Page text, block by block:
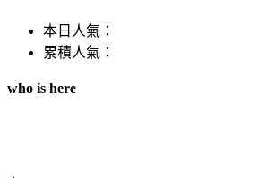
本日人氣：
累積人氣：
who is here